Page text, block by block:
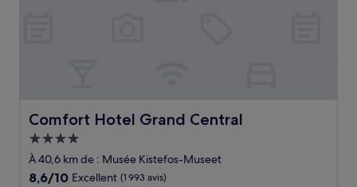
Comfort Hotel Grand Central
Comfort Hotel Grand Central
Hébergement
4.0 étoiles
À 40,6 km de : Musée Kistefos-Museet
8.6
8,6/10 Excellent (1 993 avis)